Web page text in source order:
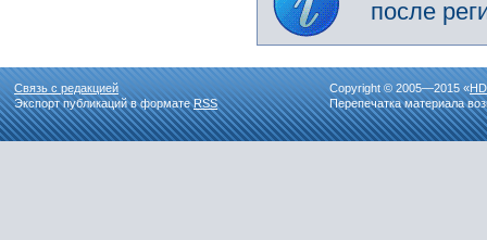
после
Связь с редакцией
Экспорт публикаций в форматеRSS
Copyright © 2005—2015 «
Перепечатка материала